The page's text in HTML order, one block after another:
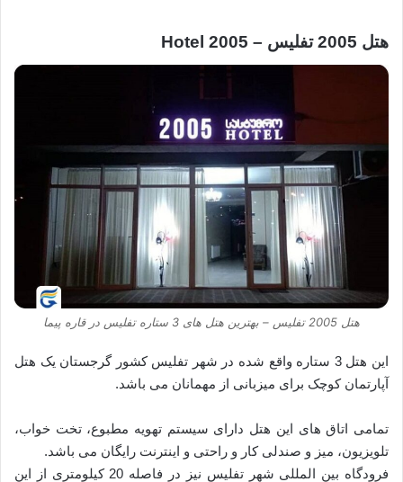
هتل 2005 تفلیس – Hotel 2005
هتل 2005 تفلیس – بهترین هتل های 3 ستاره تفلیس در قاره پیما
این هتل 3 ستاره واقع شده در شهر تفلیس کشور گرجستان یک هتل
آپارتمان کوچک برای میزبانی از مهمانان می باشد.
تمامی اتاق های این هتل دارای سیستم تهویه مطبوع، تخت خواب،
تلویزیون، میز و صندلی کار و راحتی و اینترنت رایگان می باشد.
فرودگاه بین المللی شهر تفلیس نیز در فاصله 20 کیلومتری از این